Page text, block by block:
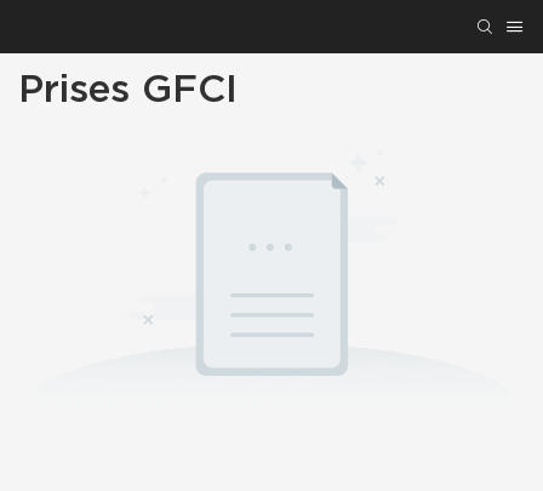
Prises GFCI